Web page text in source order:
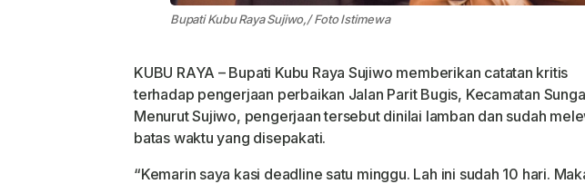
Bupati Kubu Raya Sujiwo,/ Foto Istimewa
KUBU RAYA – Bupati Kubu Raya Sujiwo memberikan catatan kritis
terhadap pengerjaan perbaikan Jalan Parit Bugis, Kecamatan
Menurut Sujiwo, pengerjaan tersebut dinilai lamban dan sudah
batas waktu yang disepakati.
“Kemarin saya kasi deadline satu minggu. Lah ini sudah 10 hari.